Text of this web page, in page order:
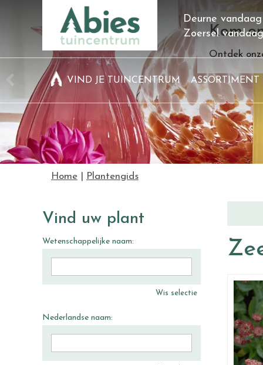
Kom
Ontdek
Home Plantengids
Deurne
Zoersel
VIND JE TUINCENTRUM ASSORTIMENT
Vind uw plant
Wetenschappelijke naam:
Wis selectie
Nederlandse naam: